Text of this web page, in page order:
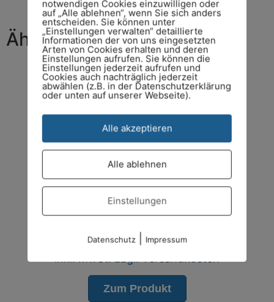
Ähnliche Produkte
BYD Battery-Box BCU für HVB / HVS+ /
HVM+
€540,00
Zum Produkt
notwendigen Cookies einzuwilligen oder
auf „Alle ablehnen“, wenn Sie sich anders
entscheiden. Sie können unter
„Einstellungen verwalten“ detaillierte
Informationen der von uns eingesetzten
Arten von Cookies erhalten und deren
Einstellungen aufrufen. Sie können die
Einstellungen jederzeit aufrufen und
Cookies auch nachträglich jederzeit
abwählen (z.B. in der Datenschutzerklärung
oder unten auf unserer Webseite).
Alle akzeptieren
Alle ablehnen
Einstellungen
Datenschutz| Impressum